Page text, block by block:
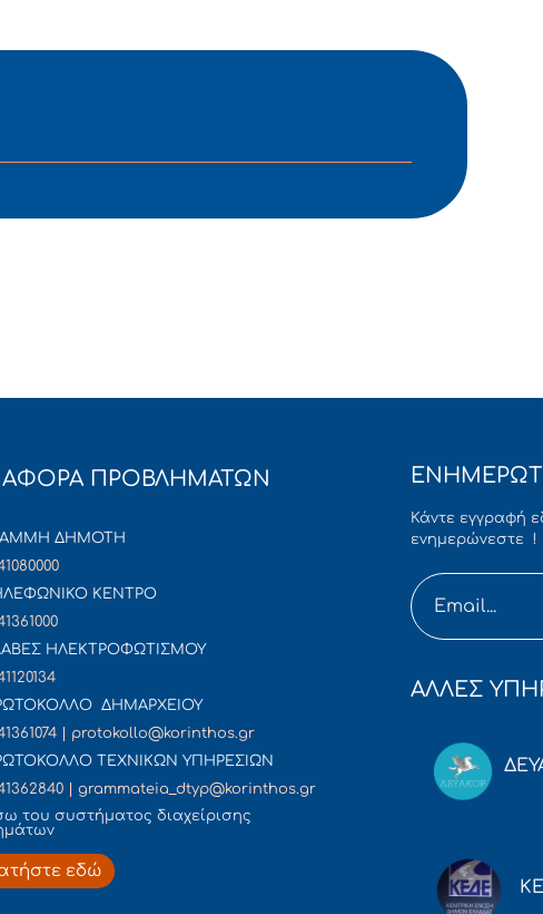
ΠΡΟΒΛΗΜΑΤΩΝ
ΔΗΜΟΤΗ
ΚΕΝΤΡΟ
ΗΛΕΚΤΡΟΦΩΤΙΣΜΟΥ
ΔΗΜΑΡΧΕΙΟΥ
| protokollo@korinthos.gr
ΤΕΧΝΙΚΩΝ ΥΠΗΡΕΣΙΩΝ
| grammateia_dtyp@korinthos.gr
του συστήματος διαχείρισης
εδώ
Κάντε εγγραφή
ενημερώνεστε !
ΑΛΛΕΣ